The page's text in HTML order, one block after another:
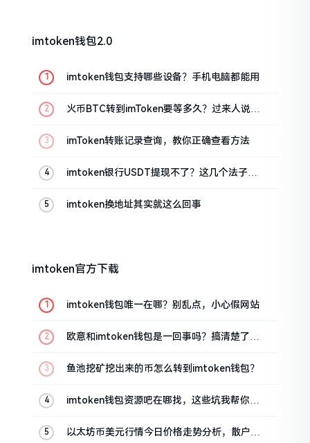
imtoken钱包2.0
imtoken钱包支持哪些设备？手机电脑都能用
火币BTC转到imToken要等多久？过来人说说
imToken转账记录查询，教你正确查看方法
imtoken银行USDT提现不了？这几个法子能
imtoken换地址其实就这么回事
imtoken官方下载
imtoken钱包唯一在哪？别乱点，小心假网站
欧意和imtoken钱包是一回事吗？搞清楚了再
鱼池挖矿挖出来的币怎么转到imtoken钱包？
imtoken钱包资源吧在哪找，这些坑我帮你趟
以太坊币美元行情今日价格走势分析，散户如